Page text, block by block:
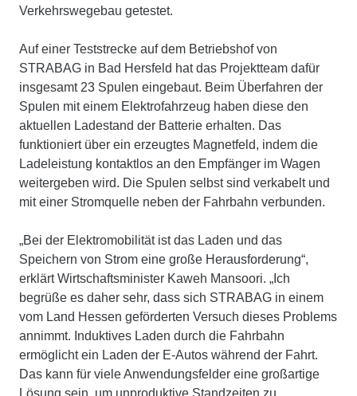
Verkehrswegebau getestet.
Auf einer Teststrecke auf dem Betriebshof von
STRABAG in Bad Hersfeld hat das Projektteam dafür
insgesamt 23 Spulen eingebaut. Beim Überfahren der
Spulen mit einem Elektrofahrzeug haben diese den
aktuellen Ladestand der Batterie erhalten. Das
funktioniert über ein erzeugtes Magnetfeld, indem die
Ladeleistung kontaktlos an den Empfänger im Wagen
weitergeben wird. Die Spulen selbst sind verkabelt und
mit einer Stromquelle neben der Fahrbahn verbunden.
„Bei der Elektromobilität ist das Laden und das
Speichern von Strom eine große Herausforderung“,
erklärt Wirtschaftsminister Kaweh Mansoori. „Ich
begrüße es daher sehr, dass sich STRABAG in einem
vom Land Hessen geförderten Versuch dieses Problems
annimmt. Induktives Laden durch die Fahrbahn
ermöglicht ein Laden der E-Autos während der Fahrt.
Das kann für viele Anwendungsfelder eine großartige